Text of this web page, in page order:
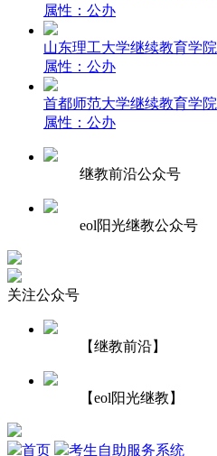
属性：公办
山东理工大学继续教育学院
属性：公办
首都师范大学继续教育学院
属性：公办
继教前沿公众号
eol阳光继教公众号
关注公众号
【继教前沿】
【eol阳光继教】
首页 考生自助服务系统